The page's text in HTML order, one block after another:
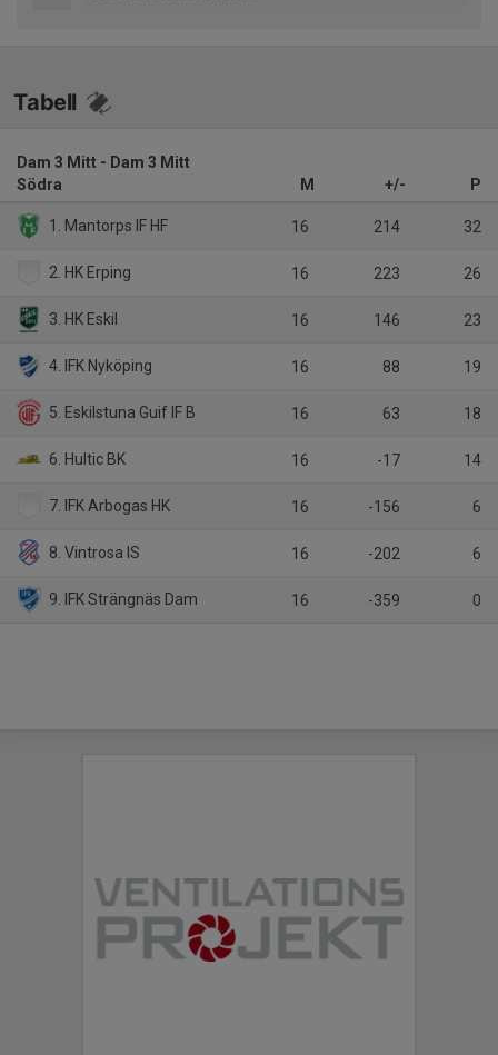
Tabell
Dam 3 Mitt - Dam 3 Mitt
Södra
M +/- P
1. Mantorps IF HF 16 214 32
2. HK Erping 16 223 26
3. HK Eskil 16 146 23
4. IFK Nyköping 16 88 19
5. Eskilstuna Guif IF B 16 63 18
6. Hultic BK 16 -17 14
7. IFK Arbogas HK 16 -156 6
8. Vintrosa IS 16 -202 6
9. IFK Strängnäs Dam 16 -359 0